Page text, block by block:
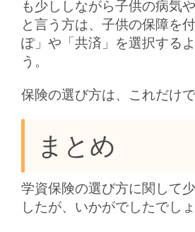
も少ししながら子供の病気
と言う方は、子供の保障を
ぽ」や「共済」を選択する
う。
保険の選び方は、これだけで
まとめ
学資保険の選び方に関して
したが、いかがでしたでし